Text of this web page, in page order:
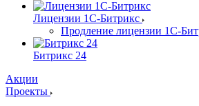
Лицензии 1С-Битрикс
Продление лицензии 1С-
Битрикс 24
Акции
Проекты